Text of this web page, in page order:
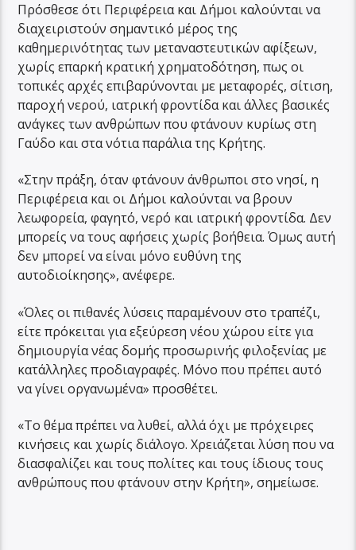
Πρόσθεσε ότι Περιφέρεια και Δήμοι καλούνται να
διαχειριστούν σημαντικό μέρος της
καθημερινότητας των μεταναστευτικών αφίξεων,
χωρίς επαρκή κρατική χρηματοδότηση, πως οι
τοπικές αρχές επιβαρύνονται με μεταφορές, σίτιση,
παροχή νερού, ιατρική φροντίδα και άλλες βασικές
ανάγκες των ανθρώπων που φτάνουν κυρίως στη
Γαύδο και στα νότια παράλια της Κρήτης.
«Στην πράξη, όταν φτάνουν άνθρωποι στο νησί, η
Περιφέρεια και οι Δήμοι καλούνται να βρουν
λεωφορεία, φαγητό, νερό και ιατρική φροντίδα. Δεν
μπορείς να τους αφήσεις χωρίς βοήθεια. Όμως αυτή
δεν μπορεί να είναι μόνο ευθύνη της
αυτοδιοίκησης», ανέφερε.
«Όλες οι πιθανές λύσεις παραμένουν στο τραπέζι,
είτε πρόκειται για εξεύρεση νέου χώρου είτε για
δημιουργία νέας δομής προσωρινής φιλοξενίας με
κατάλληλες προδιαγραφές. Μόνο που πρέπει αυτό
να γίνει οργανωμένα» προσθέτει.
«Το θέμα πρέπει να λυθεί, αλλά όχι με πρόχειρες
κινήσεις και χωρίς διάλογο. Χρειάζεται λύση που να
διασφαλίζει και τους πολίτες και τους ίδιους τους
ανθρώπους που φτάνουν στην Κρήτη», σημείωσε.